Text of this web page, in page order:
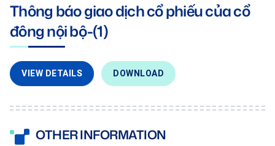
Thông báo giao dịch cổ phiếu của cổ
đông nội bộ-(1)
VIEW DETAILS DOWNLOAD
OTHER INFORMATION